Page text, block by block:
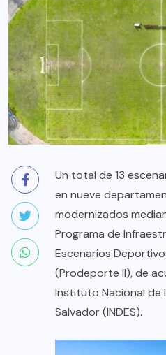
Un total de 13
en nueve
modernizados
Programa de
Escenarios
(Prodeporte II), de
Instituto Nacional de
Salvador (INDES).